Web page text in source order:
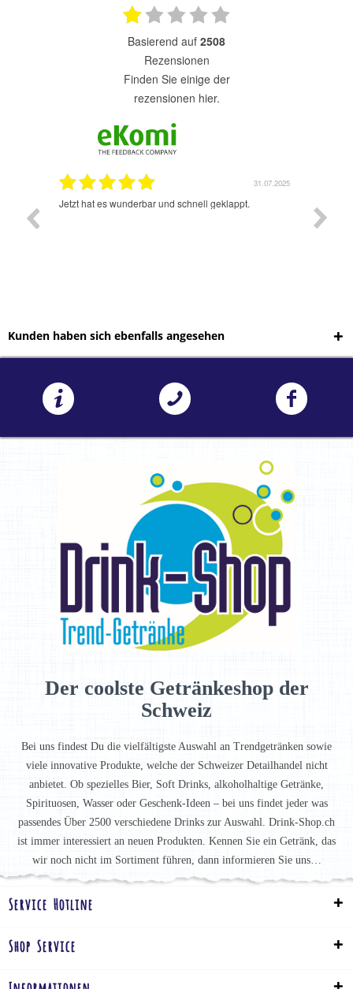
basierend auf 2508
Rezensionen
finden Sie einige der
rezensionen hier.
31.07.2025
Jetzt hat es wunderbar und schnell geklappt.
Kunden haben sich ebenfalls angesehen
Der coolste Getränkeshop der
Schweiz
Bei uns findest Du die vielfältigste Auswahl an Trendgetränken sowie
viele innovative Produkte, welche der Schweizer Detailhandel nicht
anbietet. Ob spezielles Bier, Soft Drinks, alkoholhaltige Getränke,
Spirituosen, Wasser oder Geschenk-Ideen – bei uns findet jeder was
passendes Über 2500 verschiedene Drinks zur Auswahl. Drink-Shop.ch
ist immer interessiert an neuen Produkten. Kennen Sie ein Getränk, das
wir noch nicht im Sortiment führen, dann informieren Sie uns…
Service Hotline
Shop Service